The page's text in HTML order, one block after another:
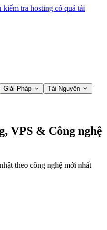
tra hosting có quá tải
Giải Pháp Tài Nguyên
VPS & Công nghệ
theo công nghệ mới nhất